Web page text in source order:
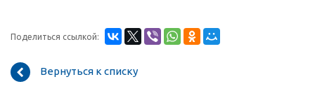
Поделиться ссылкой:
Вернуться к списку